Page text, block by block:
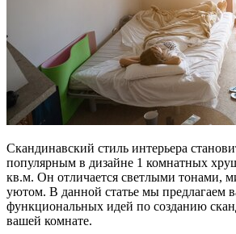
Скандинавский стиль интерьера
популярным в дизайне 1 комнатных
кв.м. Он отличается светлыми тонами,
уютом. В данной статье мы предлагаем
функциональных идей по созданию
вашей комнате.